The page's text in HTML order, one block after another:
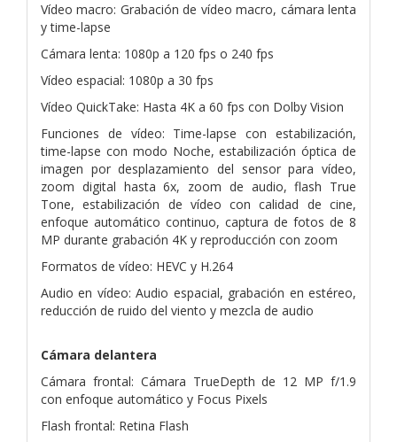
Vídeo macro: Grabación de vídeo macro, cámara lenta
y time-lapse
Cámara lenta: 1080p a 120 fps o 240 fps
Vídeo espacial: 1080p a 30 fps
Vídeo QuickTake: Hasta 4K a 60 fps con Dolby Vision
Funciones de vídeo: Time-lapse con estabilización,
time-lapse con modo Noche, estabilización óptica de
imagen por desplazamiento del sensor para vídeo,
zoom digital hasta 6x, zoom de audio, flash True
Tone, estabilización de vídeo con calidad de cine,
enfoque automático continuo, captura de fotos de 8
MP durante grabación 4K y reproducción con zoom
Formatos de vídeo: HEVC y H.264
Audio en vídeo: Audio espacial, grabación en estéreo,
reducción de ruido del viento y mezcla de audio
Cámara delantera
Cámara frontal: Cámara TrueDepth de 12 MP f/1.9
con enfoque automático y Focus Pixels
Flash frontal: Retina Flash